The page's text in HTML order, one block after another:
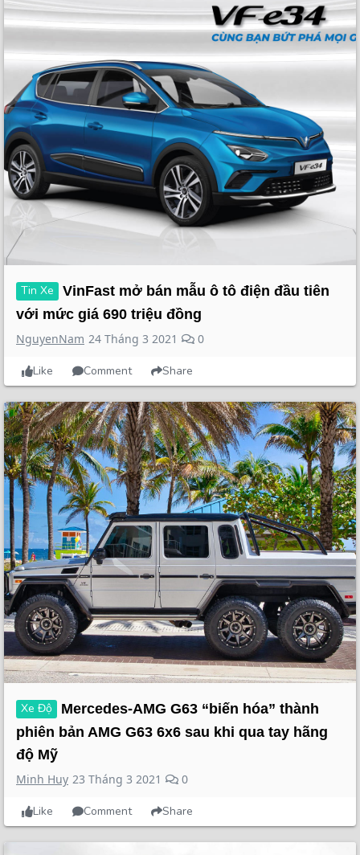
Tin Xe
VinFast mở bán mẫu ô tô điện đầu tiên
với mức giá 690 triệu đồng
NguyenNam 24 Tháng 3 2021 0
Like Comment Share
Xe Độ
Mercedes-AMG G63 “biến hóa” thành
phiên bản AMG G63 6x6 sau khi qua tay hãng
độ Mỹ
Minh Huy 23 Tháng 3 2021 0
Like Comment Share